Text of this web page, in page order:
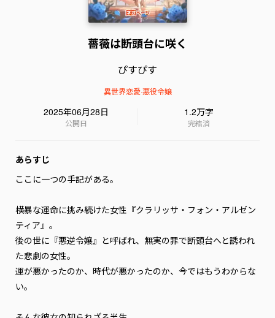
薔薇は断頭台に咲く
ぴすぴす
異世界恋愛·悪役令嬢
2025年06月28日
公開日
1.2万字
完結済
あらすじ
ここに一つの手記がある。
横暴な運命に挑み続けた女性『クラリッサ・フォン・アルゼン
ティア』。
後の世に『悪逆令嬢』と呼ばれ、無実の罪で断頭台へと誘われ
た悲劇の女性。
運が悪かったのか、時代が悪かったのか、今ではもうわからな
い。